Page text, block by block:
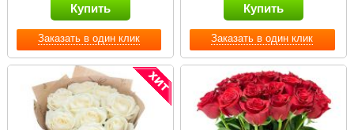
Заказать в один клик
Купить
Заказать в один клик
Купить